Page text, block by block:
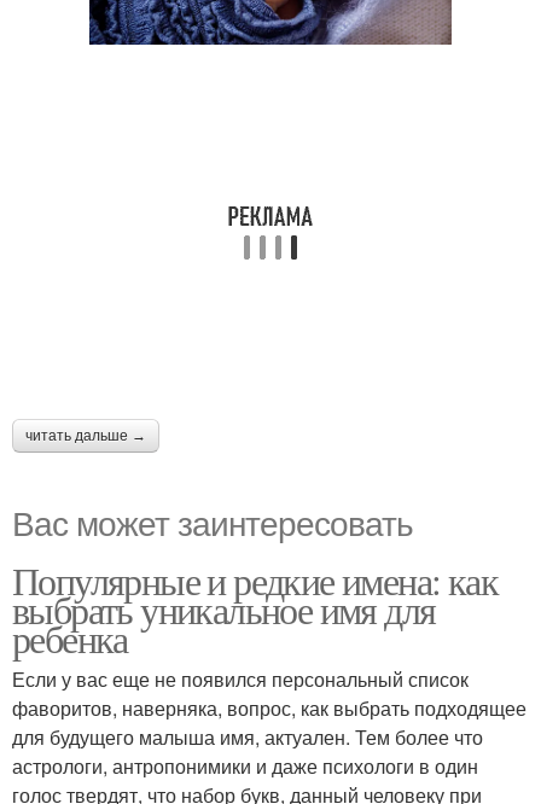
читать дальше →
Вас может заинтересовать
Популярные и редкие имена: как
выбрать уникальное имя для
ребенка
Если у вас еще не появился персональный список
фаворитов, наверняка, вопрос, как выбрать подходящее
для будущего малыша имя, актуален. Тем более что
астрологи, антропонимики и даже психологи в один
голос твердят, что набор букв, данный человеку при